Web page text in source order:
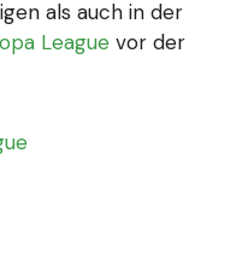
als auch in der
League vor der